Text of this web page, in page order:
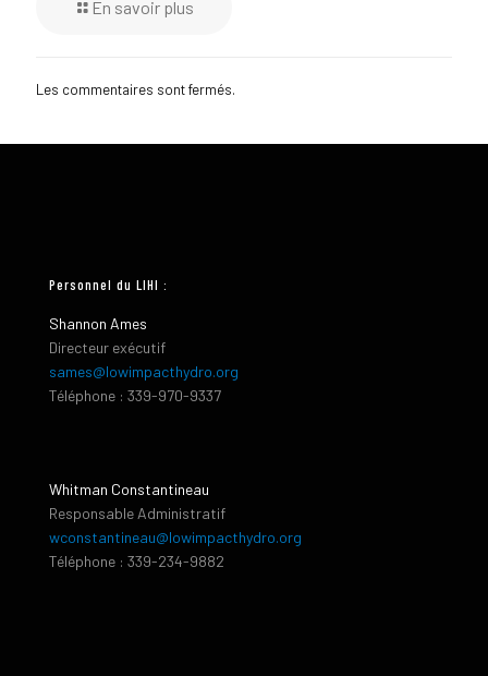
En savoir plus
Les commentaires sont fermés.
Personnel du LIHI :
Shannon Ames
Directeur exécutif
sames@lowimpacthydro.org
Téléphone : 339-970-9337
Whitman Constantineau
Responsable Administratif
wconstantineau@lowimpacthydro.org
Téléphone : 339-234-9882